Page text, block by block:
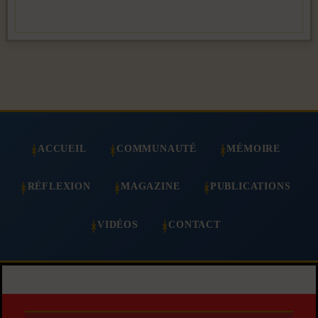
ACCUEIL COMMUNAUTÉ MÉMOIRE
RÉFLEXION MAGAZINE PUBLICATIONS
VIDÉOS CONTACT